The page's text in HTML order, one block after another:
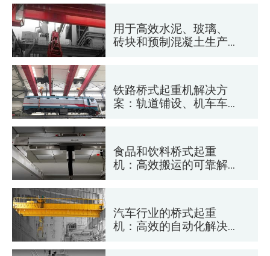
用于高效水泥、玻璃、
砖块和预制混凝土生产
铁路桥式起重机解决方
案：轨道铺设、机车车
食品和饮料桥式起重
机：高效搬运的可靠解
汽车行业的桥式起重
机：高效的自动化解决